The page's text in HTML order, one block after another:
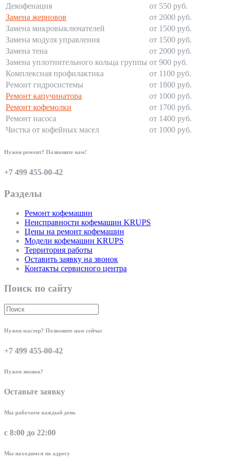
Декофенация
от 550 руб.
Замена жерновов
от 2000 руб.
Замена микровыключателей
от 1500 руб.
Замена модуля управления
от 1500 руб.
Замена тена
от 2000 руб.
Замена уплотнительного кольца группы от 900 руб.
Комплексная профилактика
от 1100 руб.
Ремонт гидросистемы
от 1800 руб.
Ремонт капучинатора
от 1000 руб.
Ремонт кофемолки
от 1700 руб.
Ремонт насоса
от 1400 руб.
Чистка от кофейных масел
от 1000 руб.
Нужен ремонт? Позвоните нам!
+7 499 455-00-42
Разделы
Ремонт кофемашин
Неисправности кофемашин KRUPS
Цены на ремонт кофемашин
Модели кофемашин KRUPS
Территория работы
Оставить заявку на звонок
Контакты сервисного центра
Поиск по сайту
Нужен мастер? Позвоните нам сейчас
+7 499 455-00-42
Нужен звонок?
Оставьте заявку
Мы работаем каждый день
с 8:00 до 22:00
Мы находимся по адресу